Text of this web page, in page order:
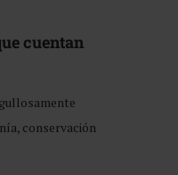
cuentan
conservación